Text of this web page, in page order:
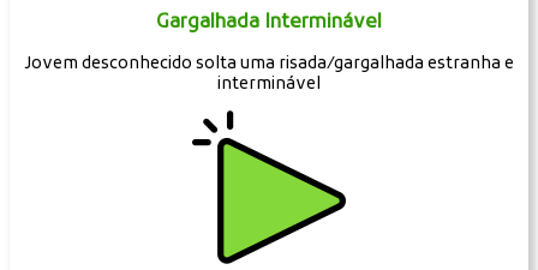
Gargalhada Interminável
Jovem desconhecido solta uma risada/gargalhada estranha e
interminável